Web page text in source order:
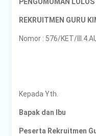
PENGUMUMAN
REKRUITMEN GURU
Nomor : 576/KET/
Kepada Yth.
Bapak dan Ibu
Peserta Rekruitmen